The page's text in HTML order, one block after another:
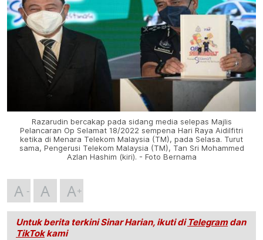
Razarudin bercakap pada sidang media selepas Majlis
Pelancaran Op Selamat 18/2022 sempena Hari Raya Aidilfitri
ketika di Menara Telekom Malaysia (TM), pada Selasa. Turut
sama, Pengerusi Telekom Malaysia (TM), Tan Sri Mohammed
Azlan Hashim (kiri). - Foto Bernama
A A A
Untuk berita terkini Sinar Harian, ikuti di Telegramdan
TikTokkami